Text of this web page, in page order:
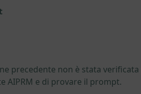
precedente non è stata
AIPRM e di provare il prompt.